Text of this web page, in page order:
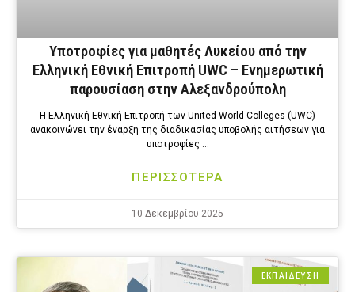
Υποτροφίες για μαθητές Λυκείου από την
Ελληνική Εθνική Επιτροπή UWC – Ενημερωτική
παρουσίαση στην Αλεξανδρούπολη
Η Ελληνική Εθνική Επιτροπή των United World Colleges (UWC)
ανακοινώνει την έναρξη της διαδικασίας υποβολής αιτήσεων για
υποτροφίες …
ΠΕΡΙΣΣΟΤΕΡΑ
10 Δεκεμβρίου 2025
ΕΚΠΑΙΔΕΥΣΗ